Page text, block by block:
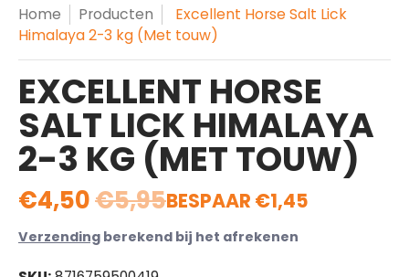
Home Producten
Excellent Horse Salt Lick
Himalaya 2-3 kg (Met touw)
EXCELLENT HORSE
SALT LICK HIMALAYA
2-3 KG (MET TOUW)
€4,50€5,95BESPAAR €1,45
Verzending berekend bij het afrekenen